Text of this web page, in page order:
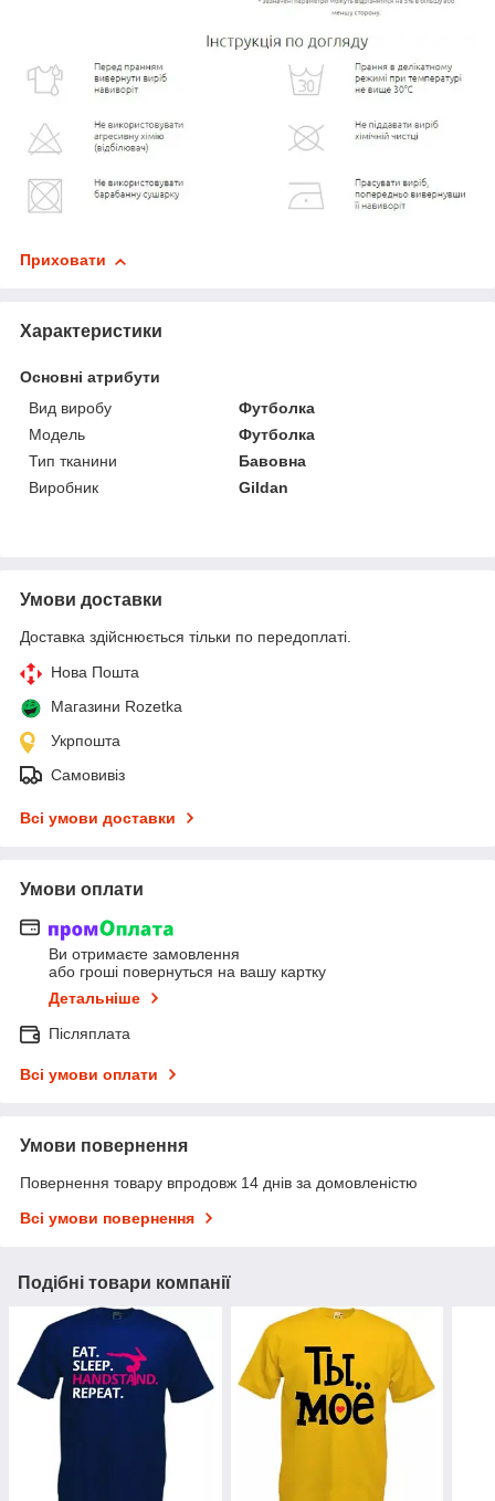
Приховати
Характеристики
Основні атрибути
Вид виробу
Футболка
Модель
Футболка
Тип тканини
Бавовна
Виробник
Gildan
Умови доставки
Доставка здійснюється тільки по передоплаті.
Нова Пошта
Магазини Rozetka
Укрпошта
Самовивіз
Всі умови доставки
Умови оплати
Ви отримаєте замовлення
або гроші повернуться на вашу картку
Детальніше
Післяплата
Всі умови оплати
Умови повернення
Повернення товару впродовж 14 днів за домовленістю
Всі умови повернення
Подібні товари компанії